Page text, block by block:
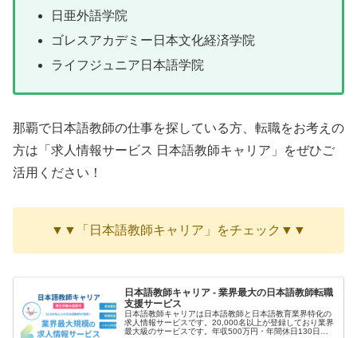
日亜外語学院
ゴレスアカデミー日本文化経済学院
ライフジュニア日本語学院
那覇で日本語教師の仕事を探している方、転職をお考えの
方は「求人情報サービス 日本語教師キャリア」をぜひご
活用ください！
▼▼「日本語教師キャリア」をチェック▼▼
日本語教師キャリア - 業界最大の日本語教師転職
支援サービス
日本語教師キャリアは日本語教師と日本語教育業界特化の
求人情報サービスです。20,000名以上が登録しており業界
最大級のサービスです。年収500万円・年間休日130日な